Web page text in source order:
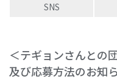
SNS
＜テギョンさんとの
及び応募方法のお知